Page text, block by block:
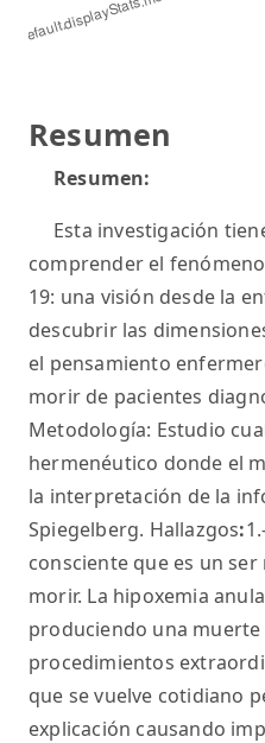
Resumen
Resumen:
Esta investigación
comprender el
19: una visión desde la
descubrir las
el pensamiento
morir de pacientes
Metodología: Estudio
hermenéutico donde el
la interpretación de la
Spiegelberg. Hallazgos:
consciente que es un
morir. La hipoxemia
produciendo una muerte
procedimientos
que se vuelve cotidiano
explicación causando